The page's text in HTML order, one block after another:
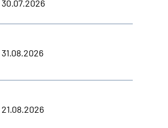
30.07.2026
31.08.2026
21.08.2026